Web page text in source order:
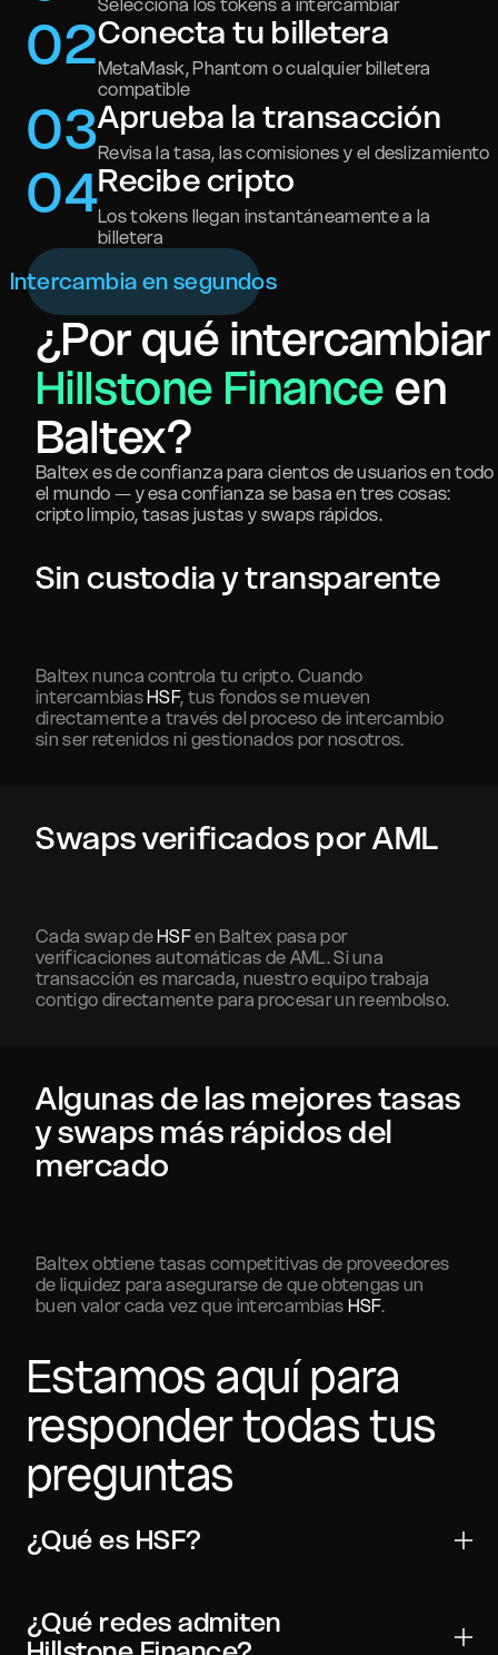
Selecciona los tokens a intercambiar
02Conecta tu billetera
MetaMask, Phantom o cualquier billetera
compatible
03Aprueba la transacción
Revisa la tasa, las comisiones y el deslizamiento
04Recibe cripto
Los tokens llegan instantáneamente a la
billetera
Intercambia en segundos
¿Por qué intercambiar
Hillstone Finance en
Baltex?
Baltex es de confianza para cientos de usuarios en todo
el mundo — y esa confianza se basa en tres cosas:
cripto limpio, tasas justas y swaps rápidos.
Sin custodia y transparente
Baltex nunca controla tu cripto. Cuando
intercambiasHSF, tus fondos se mueven
directamente a través del proceso de intercambio
sin ser retenidos ni gestionados por nosotros.
Swaps verificados por AML
Cada swap deHSFen Baltex pasa por
verificaciones automáticas de AML. Si una
transacción es marcada, nuestro equipo trabaja
contigo directamente para procesar un reembolso.
Algunas de las mejores tasas
y swaps más rápidos del
mercado
Baltex obtiene tasas competitivas de proveedores
de liquidez para asegurarse de que obtengas un
buen valor cada vez que intercambias HSF.
Estamos aquí para
responder todas tus
preguntas
¿Qué es HSF?
transferencias, trading y aplicaciones Web3. Es
ampliamente compatible con las principales billeteras
¿Qué redes admiten